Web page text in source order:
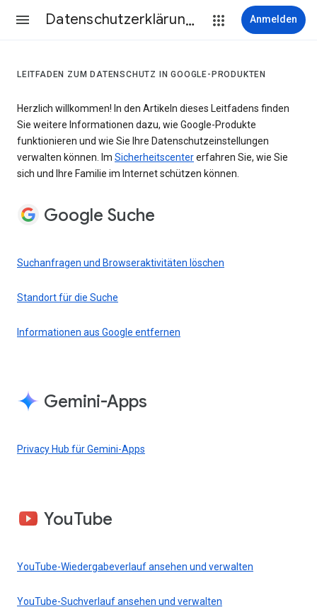
Datenschutzerklärung & Nutzungsbedingungen Anmelden
LEITFADEN ZUM DATENSCHUTZ IN GOOGLE-PRODUKTEN
Herzlich willkommen! In den Artikeln dieses Leitfadens finden
Sie weitere Informationen dazu, wie Google-Produkte
funktionieren und wie Sie Ihre Datenschutzeinstellungen
verwalten können. Im Sicherheitscentererfahren Sie, wie Sie
sich und Ihre Familie im Internet schützen können.
Google Suche
Suchanfragen und Browseraktivitäten löschen
Standort für die Suche
Informationen aus Google entfernen
Gemini-Apps
Privacy Hub für Gemini-Apps
YouTube
YouTube-Wiedergabeverlauf ansehen und verwalten
YouTube-Suchverlauf ansehen und verwalten